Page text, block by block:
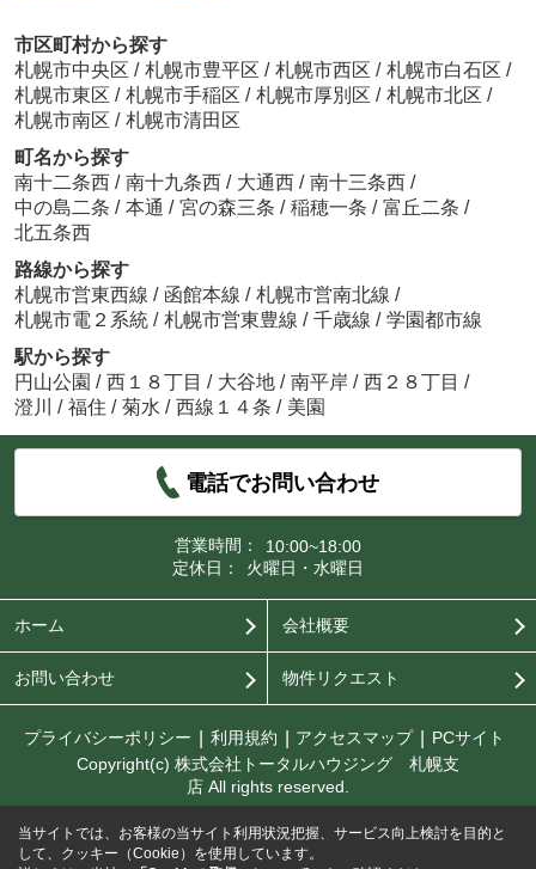
市区町村から探す
札幌市中央区 / 札幌市豊平区 / 札幌市西区 / 札幌市白石区 /
札幌市東区 / 札幌市手稲区 / 札幌市厚別区 / 札幌市北区 /
札幌市南区 / 札幌市清田区
町名から探す
南十二条西 / 南十九条西 / 大通西 / 南十三条西 /
中の島二条 / 本通 / 宮の森三条 / 稲穂一条 / 富丘二条 /
北五条西
路線から探す
札幌市営東西線 / 函館本線 / 札幌市営南北線 /
札幌市電２系統 / 札幌市営東豊線 / 千歳線 / 学園都市線
駅から探す
円山公園 / 西１８丁目 / 大谷地 / 南平岸 / 西２８丁目 /
澄川 / 福住 / 菊水 / 西線１４条 / 美園
電話でお問い合わせ
営業時間：
10:00~18:00
定休日：
火曜日・水曜日
ホーム 会社概要
お問い合わせ 物件リクエスト
プライバシーポリシー 利用規約 アクセスマップ
PCサイト
Copyright(c) 株式会社トータルハウジング 札幌支
店 All rights reserved.
当サイトでは、お客様の当サイト利用状況把握、サービス向上検討を目的と
して、クッキー（Cookie）を使用しています。